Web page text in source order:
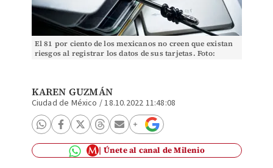
El 81 por ciento de los mexicanos no creen que existan
riesgos al registrar los datos de sus tarjetas. Foto:
KAREN GUZMÁN
Ciudad de México /18.10.2022 11:48:08
Únete al canal de Milenio